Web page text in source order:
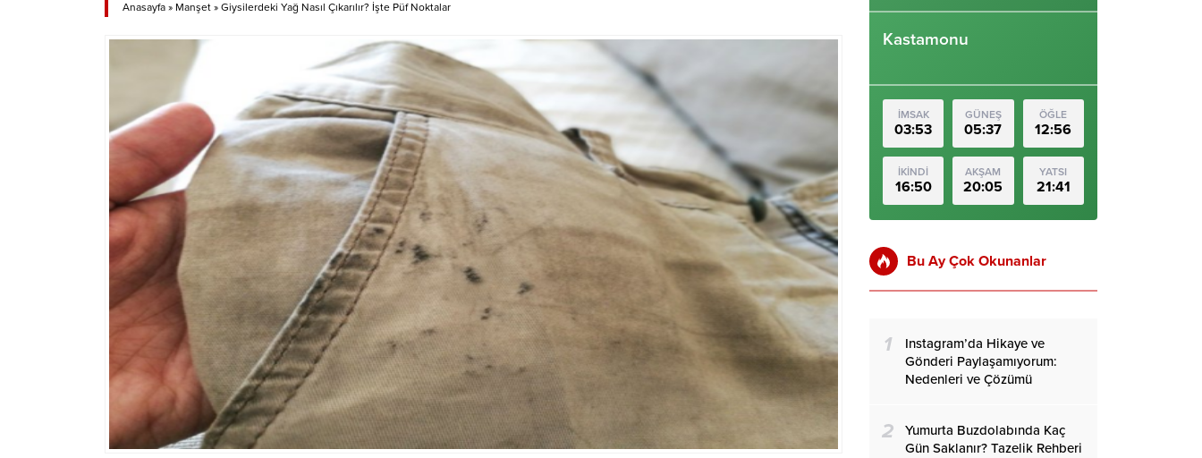
Anasayfa » Manşet » Giysilerdeki Yağ Nasıl Çıkarılır? İşte Püf Noktalar
Kastamonu
İMSAK
03:53
GÜNEŞ
05:37
ÖĞLE
12:56
İKİNDİ
16:50
AKŞAM
20:05
YATSI
21:41
Bu Ay Çok Okunanlar
1
Instagram’da Hikaye ve
Gönderi Paylaşamıyorum:
Nedenleri ve Çözümü
2
Yumurta Buzdolabında Kaç
Gün Saklanır? Tazelik Rehberi